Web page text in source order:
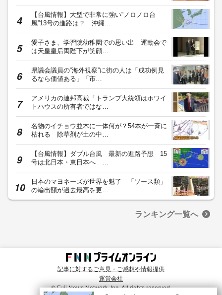
【台風情報】大型で非常に強い“ノロノロ台
風”13号の進路は？ 沖縄…
愛子さま、学習院幼稚園での思い出 運動会で
は天皇皇后両陛下が笑顔…
県議会議員の“海外視察”に街の人は「成功例見
るなら価値ある」「市…
アメリカの連邦高裁「トランプ大統領はホワイ
トハウスの所有者ではな…
名物のイチョウ並木に一体何が？54本が一斉に
枯れる 除草剤が土の中…
【台風情報】ダブル台風 最新の進路予想 15
号は北日本・東日本へ …
日本のマヨネーズが世界を魅了 「ソース類」
の輸出額が過去最高を更…
ランキング一覧へ
記事に対するご意見・ご感想や情報提供
運営会社
© Fuji News Network, Inc. All rights reserved.